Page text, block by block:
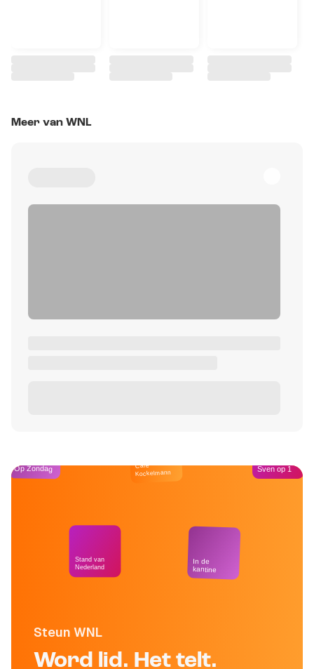
Meer van WNL
Steun WNL
Word lid. Het telt.
Op Zondag
Stand van
Nederland
Café
Kockelmann
In de
kantine
Sven op 1